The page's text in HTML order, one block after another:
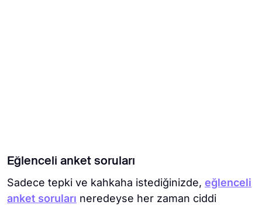
Eğlenceli anket soruları
Sadece tepki ve kahkaha istediğinizde, eğlenceli
anket soruları neredeyse her zaman ciddi